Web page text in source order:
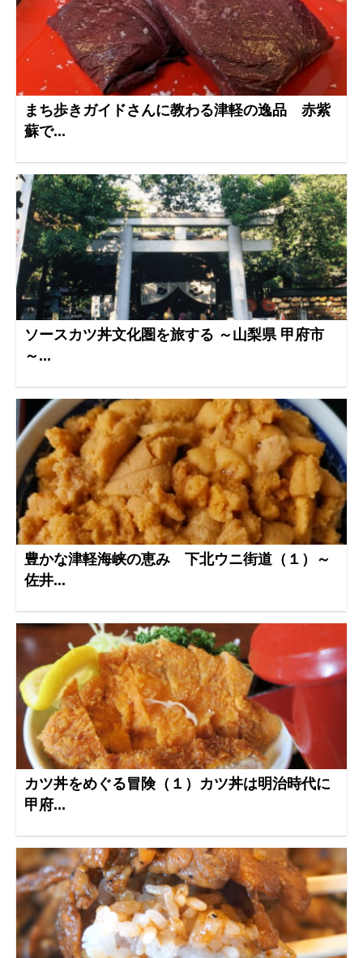
まち歩きガイドさんに教わる津軽の逸品 赤紫
蘇で...
ソースカツ丼文化圏を旅する ～山梨県 甲府市
～...
豊かな津軽海峡の恵み 下北ウニ街道（１）～
佐井...
カツ丼をめぐる冒険（１）カツ丼は明治時代に
甲府...